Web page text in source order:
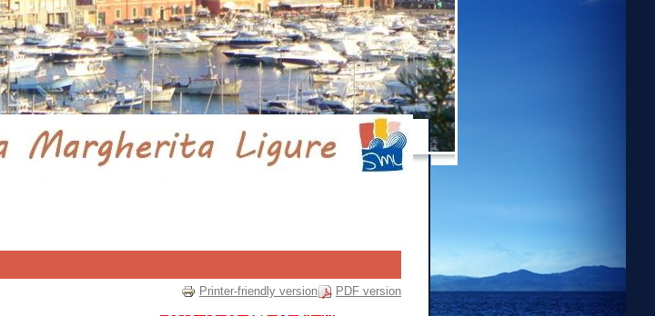
Printer-friendly version PDF version